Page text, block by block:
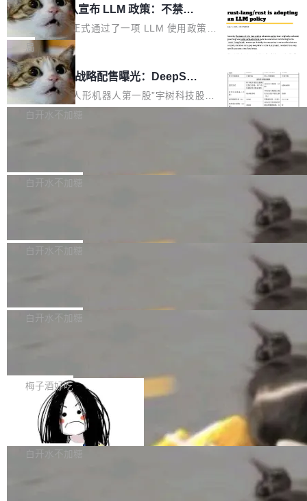
配、功耗与稳定性调优、兼容性测评及统一互联
等内容展开系统讲解和实战交流，帮助企业进一
步了解开源鸿蒙在智能...
Hub 员工 kdaigle 在 HN 讨论中贴出了一组数
据：2025 年全年 10 亿次 commit。现在，每周
2.75 亿次，全年预计 140 亿次。GitHub...
ontinual Harness。在 ARC-AGI 3 基准测试
上，Prime Agent + Opus 5 的组合达到了 95.
5% RHAE Best@1，超过了 ARC 报告的人类专
家基线 95.4%。 不是又一个 coding agent 包装
器 Prime Agent 的架构和市面上大多数 coding
agent 有本质区别。大多数 agent harness 的设
计是基于早期模型的能力—...
Rust 项目团队宣布 LLM 政策：不禁
止，但你要承认哪些代码不是你写的
Rust 语言项目正式通过了一项 LLM 使用政策，
覆盖 rust-lang/rust 单一仓库的代码贡献。这不
是项目级别的官方立场，目前由五个团队采纳，
但它可能是主流开源项目中关于 AI 辅助贡献最
细致的一份规则。 政策的核心只有一句话：LLM
可以用来分析、提炼、审阅、建议，但不能用来
不得生成涉及安全性的关键变更，除非作者本身
局
宇树科技 IPO 战略配售曝光：DeepSe
ek 获配 93.3 万股，锁定 36 个月
8月6日晚间，“人形机器人第一股”宇树科技股份
有限公司披露IPO发行价格及战略配售结果，杭
36个月。 公告显示，本次宇树科技战略配售对
员工参与设立的专项资产管理计划。其中，Dee
获配9...
白开水不加糖
Bug fixes and enhancements 修复多次传递同
一个回归问题，该问题导致拉取镜像时会拒绝包
题，该问题可能导致在旧版 Linux 内核...
白开水不加糖
e 孵化器项目管理委员会（IPMC）投票中获得
P）！这一里程碑不仅标志着 Fluss 迈入新的发
白开水不加糖
长期停止内容更新，未能实现其作为“AI版维基百
提交的编辑请求也长期处于待处理状态。 Groki
pedia 于去年底上线，定位为由人工智能生成内
容的百科平台，被马斯克视为传统众包百科网站
维基百科的替代方案。Lawfare 调查发现，无论
热门页面还是低关注度页面，均未出现近期更
白开水不加糖
是这样的：配 MessageSource 的 Bean、写 R
eloadableResourceBundleMessageSource、
声明 LocaleResolver、注册 LocaleChangeInt
erceptor…五六步之后才能看到第一行翻译文
本。 Solon 换了个方式。整个 i18n 模块围绕三
梅子酒好吃
Apache Doris 4.1 全面增强 Iceberg：
支持 UPDATE、MERGE INTO 与 Iceb
erg V3
Apache Doris 4.1 要补齐的，正是缺失的那一
半。在已有查询能力的基础上，Doris 进一步支
白开水不加糖